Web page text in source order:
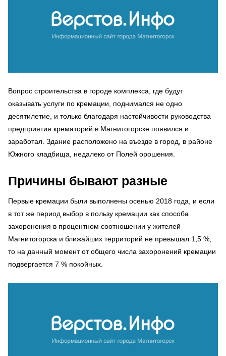
Вопрос строительства в городе комплекса, где будут
оказывать услуги по кремации, поднимался не одно
десятилетие, и только благодаря настойчивости руководства
предприятия крематорий в Магнитогорске появился и
заработал. Здание расположено на въезде в город, в районе
Южного кладбища, недалеко от Полей орошения.
Причины бывают разные
Первые кремации были выполнены осенью 2018 года, и если
в тот же период выбор в пользу кремации как способа
захоронения в процентном соотношении у жителей
Магнитогорска и ближайших территорий не превышал 1,5 %,
то на данный момент от общего числа захоронений кремации
подвергается 7 % покойных.